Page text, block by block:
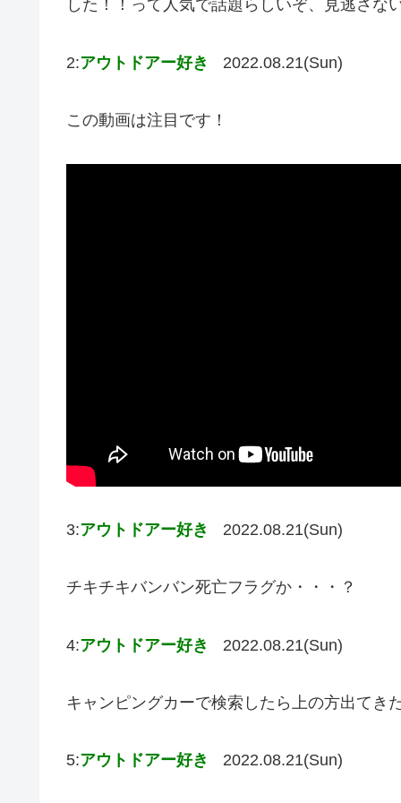
した！！って人気で話題らしいぞ、見逃さな
2:アウトドアー好き 2022.08.21(Sun)
この動画は注目です！
3:アウトドアー好き 2022.08.21(Sun)
チキチキバンバン死亡フラグか・・・？
4:アウトドアー好き 2022.08.21(Sun)
キャンピングカーで検索したら上の方出てき
5:アウトドアー好き 2022.08.21(Sun)